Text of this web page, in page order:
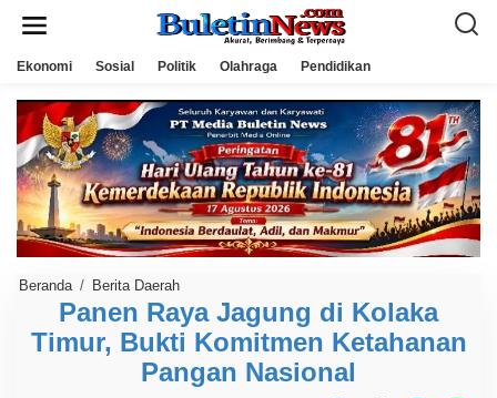
Ekonomi Sosial Politik Olahraga Pendidikan
Beranda / Berita Daerah
n
e
n
R
a
Panen Raya Jagung di Kolaka
Timur, Bukti Komitmen Ketahanan
Pangan Nasional